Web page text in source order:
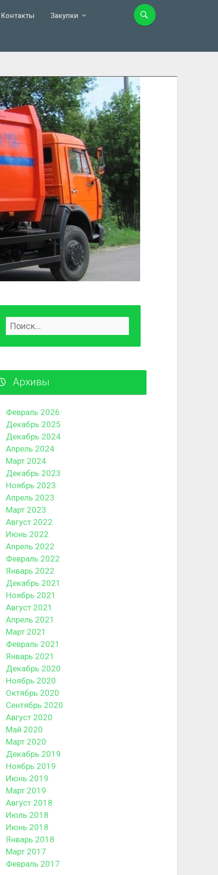
Контакты Закупки
Архивы
Февраль 2026
Декабрь 2025
Декабрь 2024
Апрель 2024
Март 2024
Декабрь 2023
Ноябрь 2023
Апрель 2023
Март 2023
Август 2022
Июнь 2022
Апрель 2022
Февраль 2022
Январь 2022
Декабрь 2021
Ноябрь 2021
Август 2021
Апрель 2021
Март 2021
Февраль 2021
Январь 2021
Декабрь 2020
Ноябрь 2020
Октябрь 2020
Сентябрь 2020
Август 2020
Май 2020
Март 2020
Декабрь 2019
Ноябрь 2019
Июнь 2019
Март 2019
Август 2018
Июль 2018
Июнь 2018
Январь 2018
Март 2017
Февраль 2017